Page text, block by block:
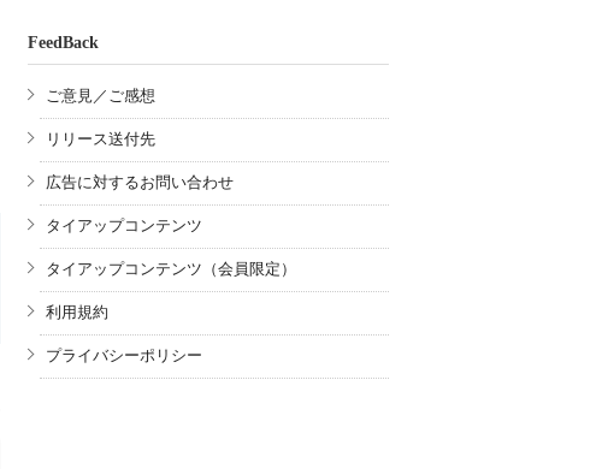
FeedBack
ご意見／ご感想
リリース送付先
広告に対するお問い合わせ
タイアップコンテンツ
タイアップコンテンツ（会員限定）
利用規約
プライバシーポリシー